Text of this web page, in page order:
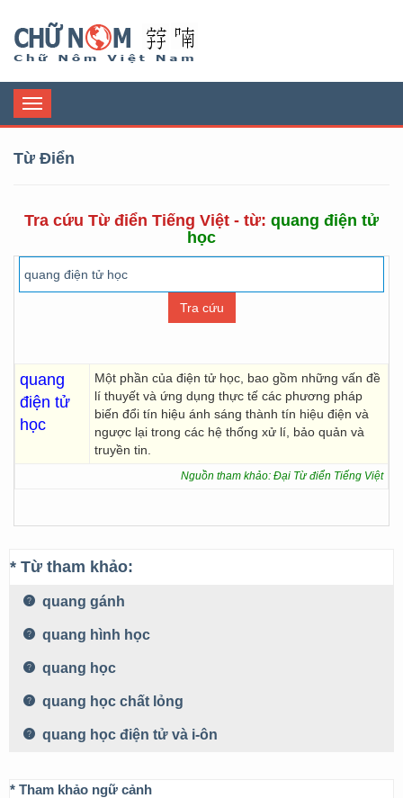
Toggle
navigation
Từ Điển
Tra cứu Từ điển Tiếng Việt - từ: quang điện tử
học
quang
điện tử
học
Một phần của điện tử học, bao gồm những vấn đề
lí thuyết và ứng dụng thực tế các phương pháp
biến đổi tín hiệu ánh sáng thành tín hiệu điện và
ngược lại trong các hệ thống xử lí, bảo quản và
truyền tin.
Nguồn tham khảo: Đại Từ điển Tiếng Việt
* Từ tham khảo:
quang gánh
quang hình học
quang học
quang học chất lỏng
quang học điện tử và i-ôn
* Tham khảo ngữ cảnh